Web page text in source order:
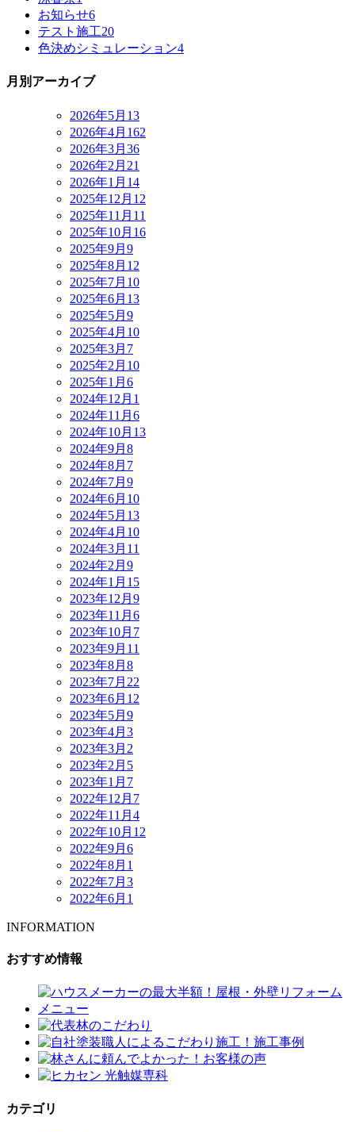
お知らせ6
テスト施工20
色決めシミュレーション4
月別アーカイブ
2026年5月 13
2026年4月 162
2026年3月 36
2026年2月 21
2026年1月 14
2025年12月 12
2025年11月 11
2025年10月 16
2025年9月 9
2025年8月 12
2025年7月 10
2025年6月 13
2025年5月 9
2025年4月 10
2025年3月 7
2025年2月 10
2025年1月 6
2024年12月 1
2024年11月 6
2024年10月 13
2024年9月 8
2024年8月 7
2024年7月 9
2024年6月 10
2024年5月 13
2024年4月 10
2024年3月 11
2024年2月 9
2024年1月 15
2023年12月 9
2023年11月 6
2023年10月 7
2023年9月 11
2023年8月 8
2023年7月 22
2023年6月 12
2023年5月 9
2023年4月 3
2023年3月 2
2023年2月 5
2023年1月 7
2022年12月 7
2022年11月 4
2022年10月 12
2022年9月 6
2022年8月 1
2022年7月 3
2022年6月 1
INFORMATION
おすすめ情報
カテゴリ